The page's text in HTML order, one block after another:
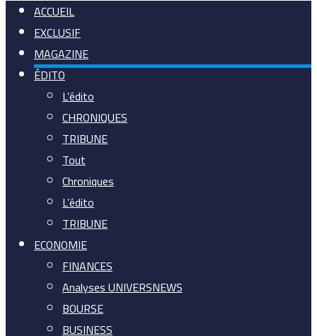
ACCUEIL
EXCLUSIF
MAGAZINE
ÉDITO
L’édito
CHRONIQUES
TRIBUNE
Tout
Chroniques
L’édito
TRIBUNE
ECONOMIE
FINANCES
Analyses UNIVERSNEWS
BOURSE
BUSINESS